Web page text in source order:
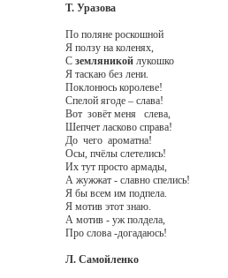
Т. Уразова
По поляне роскошной
Я ползу на коленях,
С земляникойлукошко
Я таскаю без лени.
Поклонюсь королеве!
Спелой ягоде – слава!
Вот зовёт меня слева,
Шепчет ласково справа!
До чего ароматна!
Осы, пчёлы слетелись!
Их тут просто армады,
А жужжат - славно спелись!
Я бы всем им подпела.
Я мотив этот знаю.
А мотив - уж полдела,
Про слова -догадаюсь!
Л. Самойленко